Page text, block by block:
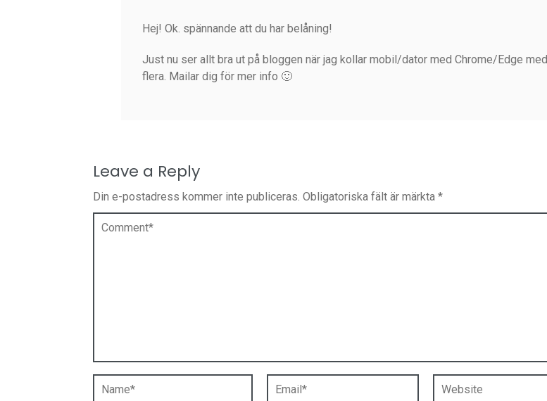
Hej! Ok. spännande att du har belåning!
Just nu ser allt bra ut på bloggen när jag kollar mobil/dator med Chrome/Edge med
flera. Mailar dig för mer info 🙂
Leave a Reply
Din e-postadress kommer inte publiceras. Obligatoriska fält är märkta *